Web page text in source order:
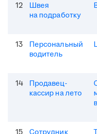
12
Швея
на подработку
13
Персональный
водитель
14
Продавец-
кассир на лето